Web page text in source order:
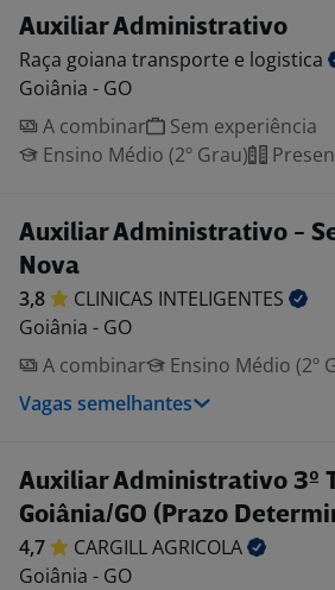
Auxiliar Administrativo
Raça goiana transporte e logistica
Goiânia - GO
A combinar
Sem experiência
Ensino Médio (2º Grau)
Auxiliar Administrativo -
Nova
3,8 CLINICAS INTELIGENTES
Goiânia - GO
A combinar
Ensino Médio (2º
Vagas semelhantes
Auxiliar Administrativo 3º
Goiânia/GO (Prazo
4,7 CARGILLAGRICOLA
Goiânia - GO